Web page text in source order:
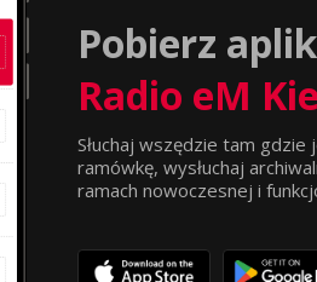
Pobierz
Radio eM
Słuchaj wszędzie tam gdzie
ramówkę, wysłuchaj
ramach nowoczesnej i